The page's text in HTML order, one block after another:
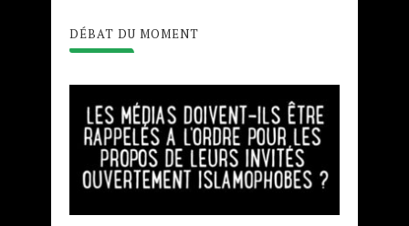
DÉBAT DU MOMENT